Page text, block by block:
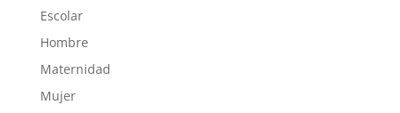
Escolar
Hombre
Maternidad
Mujer